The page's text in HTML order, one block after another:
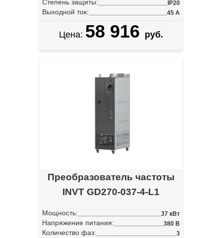
Степень защиты: IP20
Выходной ток: 45 А
Цена: 58 916 руб.
Преобразователь частоты
INVT GD270-037-4-L1
Мощность: 37 кВт
Напряжение питания: 380 В
Количество фаз: 3